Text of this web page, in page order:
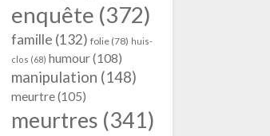
enquête (372)
famille (132) folie(78) huis-
clos (68) humour(108)
manipulation (148)
meurtre(105)
meurtres (341)